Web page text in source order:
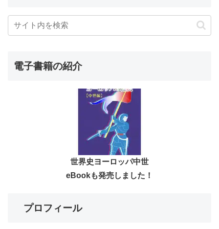
電子書籍の紹介
世界史ヨーロッパ中世
eBookも発売しました！
プロフィール